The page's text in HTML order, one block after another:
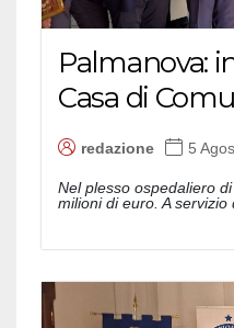
Palmanova:
Casa di
redazione 5
Nel plesso ospedaliero
milioni di euro. A servizio